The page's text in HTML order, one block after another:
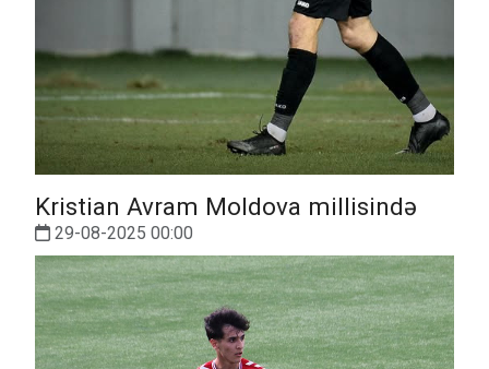
Kristian Avram Moldova millisində
29-08-2025 00:00